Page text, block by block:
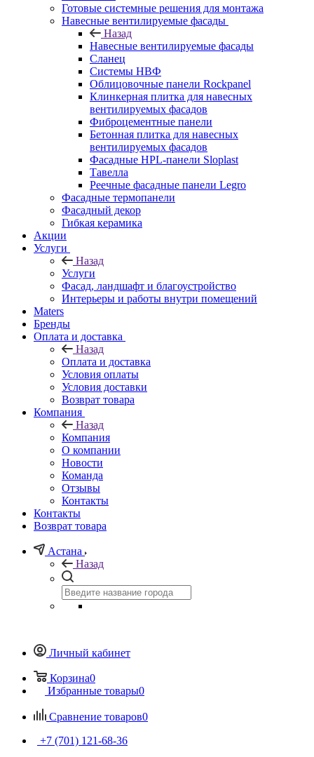
Готовые системные решения для монтажа
Навесные вентилируемые фасады
Назад
Навесные вентилируемые фасады
Сланец
Системы НВФ
Облицовочные панели Rockpanel
Клинкерная плитка для навесных
вентилируемых фасадов
Фиброцементные панели
Бетонная плитка для навесных
вентилируемых фасадов
Фасадные HPL-панели Sloplast
Тавелла
Реечные фасадные панели Legro
Фасадные термопанели
Фасадный декор
Гибкая керамика
Акции
Услуги
Назад
Услуги
Фасад, ландшафт и благоустройство
Интерьеры и работы внутри помещений
Maters
Бренды
Оплата и доставка
Назад
Оплата и доставка
Условия оплаты
Условия доставки
Возврат товара
Компания
Назад
Компания
О компании
Новости
Команда
Отзывы
Контакты
Контакты
Возврат товара
Астана
Назад
Личный кабинет
Корзина0
Избранные товары0
Сравнение товаров0
+7 (701) 121-68-36